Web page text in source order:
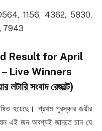
– 0564, 1156, 4362, 5830,
7943
Result for April
Live Winners
সংবাদ রেজাল্ট)
হয়েছে। প্রথম পুরস্কার জয়ীর
এই জন অবশ্যই জানতে চান যে